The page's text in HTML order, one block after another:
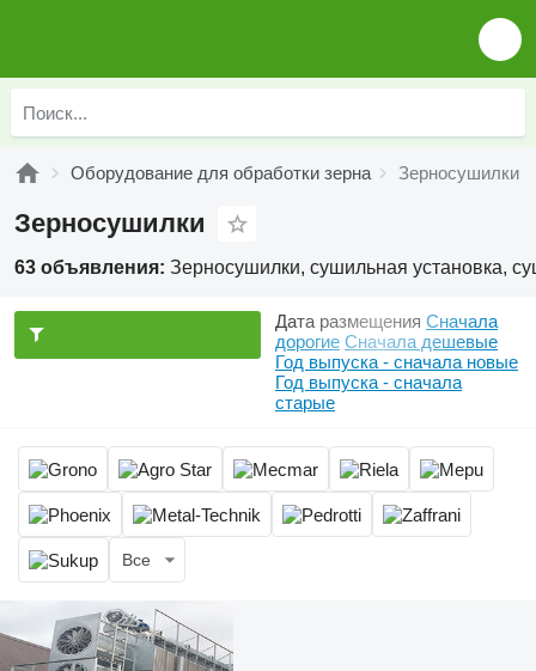
Оборудование для обработки зерна Зерносушилки
Зерносушилки
63 объявления: Зерносушилки, сушильная установка,
Дата размещения Сначала
дорогие Сначала дешевые
Год выпуска - сначала новые
Год выпуска - сначала
старые
Все